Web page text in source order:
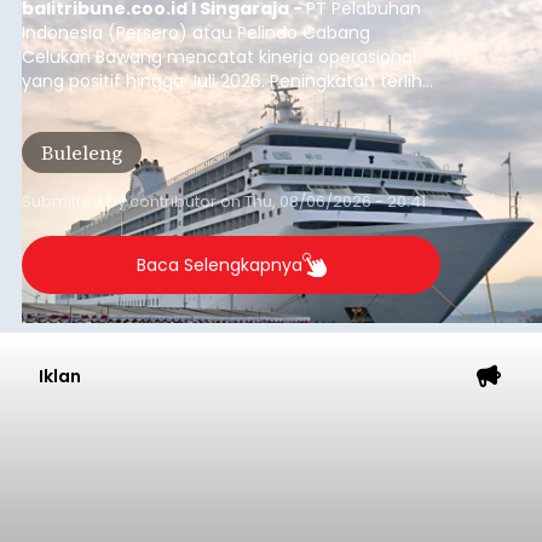
balitribune.coo.id I Singaraja -PT Pelabuhan
Indonesia (Persero) atau Pelindo Cabang
Celukan Bawang mencatat kinerja operasional
yang positif hingga Juli 2026. Peningkatan terlihat
dari arus kapal yang mencapai 1,48 juta Gross
Tonnage (GT), atau tumbuh 12,4 persen
dibandingkan periode yang sama tahun lalu
yang tercatat sebesar 1,32 juta GT.
Buleleng
Submitted bycontributoronThu, 08/06/2026 - 20:41
Baca Selengkapnya
Iklan